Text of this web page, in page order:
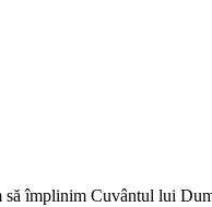
împlinim Cuvântul lui